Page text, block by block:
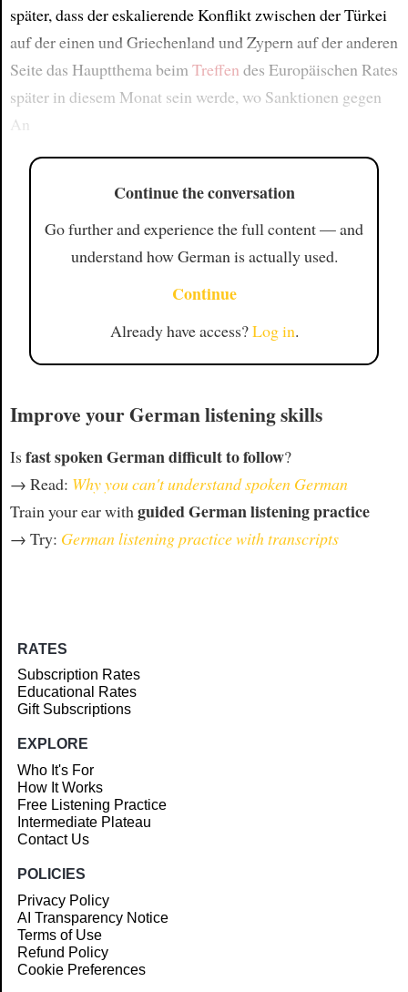
später, dass der eskalierende Konflikt zwischen der Türkei
auf der einen und Griechenland und Zypern auf der anderen
Seite das Hauptthema beim Treffen des Europäischen Rates
später in diesem Monat sein werde, wo Sanktionen gegen
An
Continue the conversation
Go further and experience the full content — and
understand how German is actually used.
Continue
Already have access?Log in.
Improve your German listening skills
Isfast spoken German difficult to follow?
→ Read: Why you can't understand spoken German
Train your ear withguided German listening practice
→ Try: German listening practice with transcripts
RATES
Subscription Rates
Educational Rates
Gift Subscriptions
EXPLORE
Who It's For
How It Works
Free Listening Practice
Intermediate Plateau
Contact Us
POLICIES
Privacy Policy
AI Transparency Notice
Terms of Use
Refund Policy
Cookie Preferences